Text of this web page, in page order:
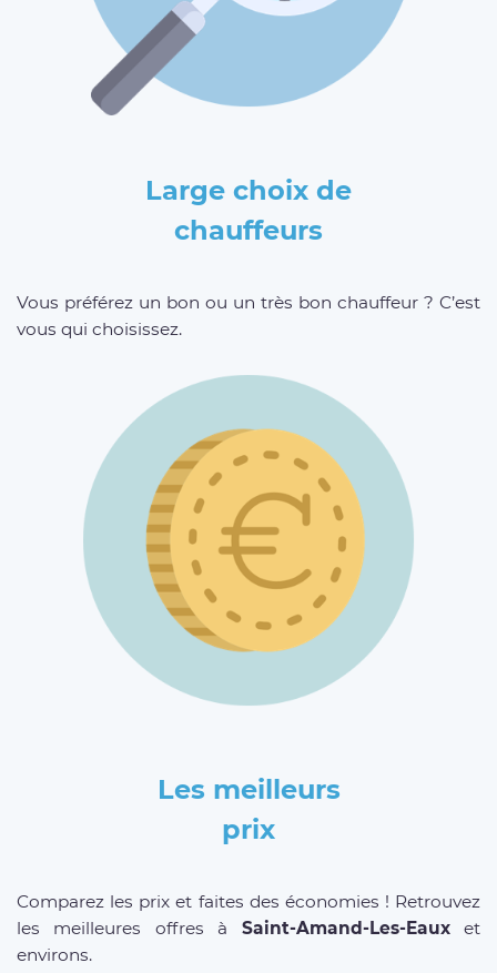
Large choix de
chauffeurs
Vous préférez un bon ou un très bon chauffeur ? C’est
vous qui choisissez.
Les meilleurs
prix
Comparez les prix et faites des économies ! Retrouvez
les meilleures offres à Saint-Amand-Les-Eauxet
environs.